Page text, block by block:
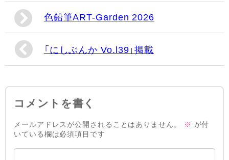
色鉛筆ART-Garden 2026
「にしぶんか Vo.l39」掲載
コメントを書く
メールアドレスが公開されることはありません。 ※ が付
いている欄は必須項目です